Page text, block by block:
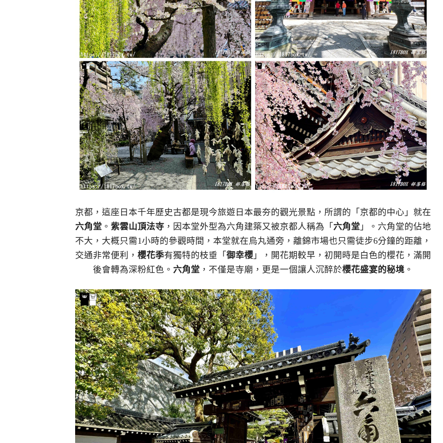
京都，這座日本千年歷史古都是現今旅遊日本最夯的觀光景點，所謂的「京都的中心」就在
六角堂 。 紫雲山頂法寺 ，因本堂外型為六角建築又被京都人稱為「 六角堂 」。六角堂的佔地
不大，大概只需1小時的參觀時間，本堂就在烏丸通旁，離錦市場也只需徒步6分鐘的距離，
交通非常便利， 櫻花季有獨特的枝垂「 御幸櫻 」，開花期較早，初開時是白色的櫻花，滿開
後會轉為深粉紅色。 六角堂 ，不僅是寺廟，更是一個讓人沉醉於櫻花盛宴的秘境 。